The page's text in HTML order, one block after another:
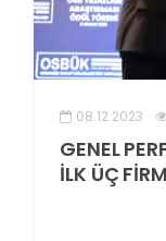
08.12.2023
GENEL
İLK ÜÇ